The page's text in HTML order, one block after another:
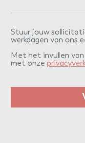
Stuur jouw
werkdagen van ons
Met het invullen
met onze